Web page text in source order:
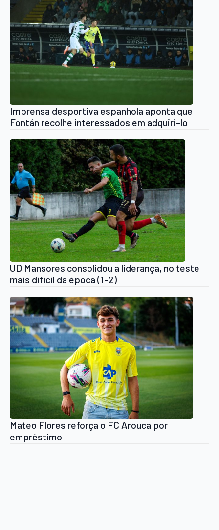
Imprensa desportiva espanhola aponta que
Fontán recolhe interessados em adquiri-lo
UD Mansores consolidou a liderança, no teste
mais difícil da época (1-2)
Mateo Flores reforça o FC Arouca por
empréstimo